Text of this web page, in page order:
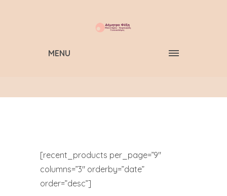
MENU
[recent_products per_page=”9″
columns=”3″ orderby=”date”
order=”desc”]